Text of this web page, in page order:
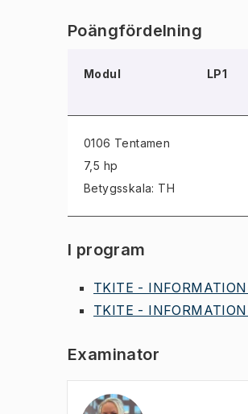
Poängfördelning
Modul LP1
0106 Tentamen
7,5 hp
Betygsskala: TH
I program
TKITE -
TKITE -
Examinator